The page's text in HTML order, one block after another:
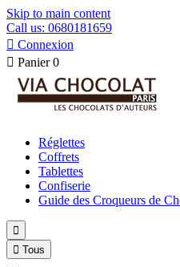
Skip to main content
Call us: 0680181659
 Connexion
 Panier 0
Réglettes
Coffrets
Tablettes
Confiserie
Guide des Croqueurs de

 Tous